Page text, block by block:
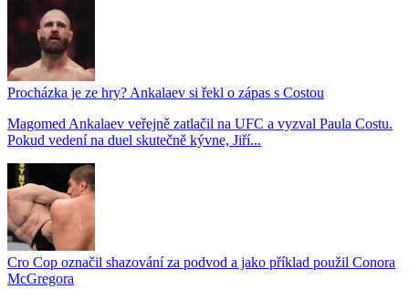
Procházka je ze hry? Ankalaev si řekl o zápas s Costou
Magomed Ankalaev veřejně zatlačil na UFC a vyzval Paula Costu.
Pokud vedení na duel skutečně kývne, Jiří...
Cro Cop označil shazování za podvod a jako příklad použil Conora
McGregora